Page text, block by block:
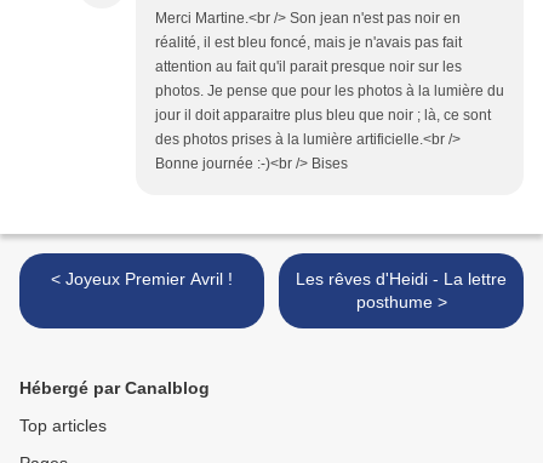
Merci Martine.<br /> Son jean n'est pas noir en
réalité, il est bleu foncé, mais je n'avais pas fait
attention au fait qu'il parait presque noir sur les
photos. Je pense que pour les photos à la lumière du
jour il doit apparaitre plus bleu que noir ; là, ce sont
des photos prises à la lumière artificielle.<br />
Bonne journée :-)<br /> Bises
< Joyeux Premier Avril !
Les rêves d'Heidi - La lettre
posthume >
Hébergé par Canalblog
Top articles